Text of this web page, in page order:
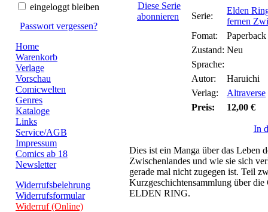
eingeloggt bleiben
Passwort vergessen?
Home
Warenkorb
Verlage
Vorschau
Comicwelten
Genres
Kataloge
Links
Service/AGB
Impressum
Comics ab 18
Newsletter
Widerrufsbelehrung
Widerrufsformular
Widerruf (Online)
Diese Serie
abonnieren
Serie:
Elden
fernen
Fomat:
Paperback
Zustand: Neu
Sprache:
Autor:
Haruichi
Verlag:
Altraverse
Preis:
12,00 €
In
Dies ist ein Manga über das Leben
Zwischenlandes und wie sie sich
gerade mal nicht zugegen ist. Teil
Kurzgeschichtensammlung über die
ELDEN RING.